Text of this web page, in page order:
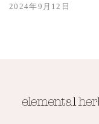
2024年9月12日